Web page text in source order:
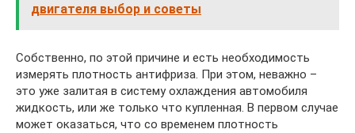
двигателя выбор и советы
Собственно, по этой причине и есть необходимость
измерять плотность антифриза. При этом, неважно –
это уже залитая в систему охлаждения автомобиля
жидкость, или же только что купленная. В первом случае
может оказаться, что со временем плотность